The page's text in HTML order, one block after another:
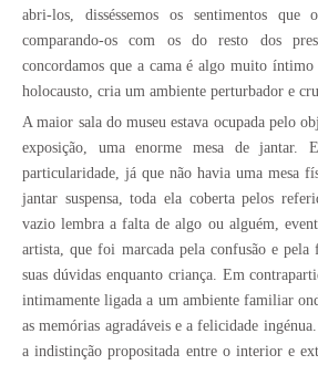
abri-los, disséssemos os sentimentos que
comparando-os com os do resto dos
concordamos que a cama é algo muito
holocausto, cria um ambiente perturbador e
A maior sala do museu estava ocupada pelo
exposição, uma enorme mesa de jantar.
particularidade, já que não havia uma mesa
jantar suspensa, toda ela coberta pelos
vazio lembra a falta de algo ou alguém,
artista, que foi marcada pela confusão e pela
suas dúvidas enquanto criança. Em
intimamente ligada a um ambiente familiar
as memórias agradáveis e a felicidade
a indistinção propositada entre o interior e